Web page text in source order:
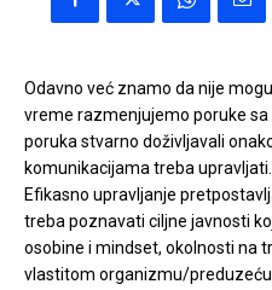
Odavno već znamo da nije
vreme razmenjujemo poruke
poruka stvarno doživljavali
komunikacijama treba upravljati.
Efikasno upravljanje
treba poznavati ciljne javnosti
osobine i mindset, okolnosti na
vlastitom organizmu/